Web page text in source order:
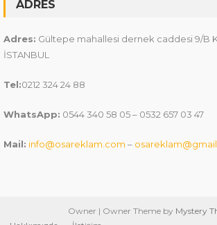
ADRES
Adres: Gültepe mahallesi dernek caddesi 9/B
İSTANBUL
Tel:0212 324 24 88
WhatsApp: 0544 340 58 05 – 0532 657 03 47
Mail: info@osareklam.com –
Owner | Owner Theme by Mystery